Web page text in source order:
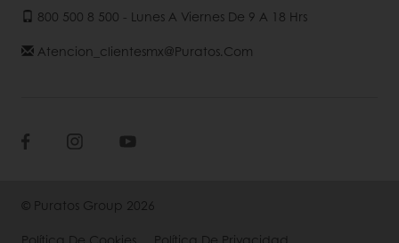
800 500 8 500 - Lunes A Viernes De 9 A 18 Hrs
Atencion_clientesmx@puratos.com
© Puratos Group 2026
Política De Cookies
Política De Privacidad